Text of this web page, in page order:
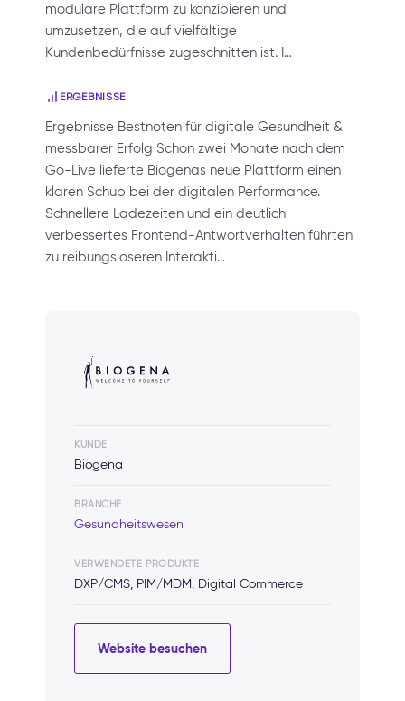
modulare Plattform zu konzipieren und
umzusetzen, die auf vielfältige
Kundenbedürfnisse zugeschnitten ist. I…
ERGEBNISSE
Ergebnisse Bestnoten für digitale Gesundheit &
messbarer Erfolg Schon zwei Monate nach dem
Go-Live lieferte Biogenas neue Plattform einen
klaren Schub bei der digitalen Performance.
Schnellere Ladezeiten und ein deutlich
verbessertes Frontend-Antwortverhalten führten
zu reibungsloseren Interakti…
KUNDE
Biogena
BRANCHE
Gesundheitswesen
VERWENDETE PRODUKTE
DXP/CMS, PIM/MDM, Digital Commerce
Website besuchen